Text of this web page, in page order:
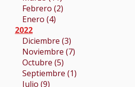
Febrero (2)
Enero (4)
2022
Diciembre (3)
Noviembre (7)
Octubre (5)
Septiembre (1)
Julio (9)